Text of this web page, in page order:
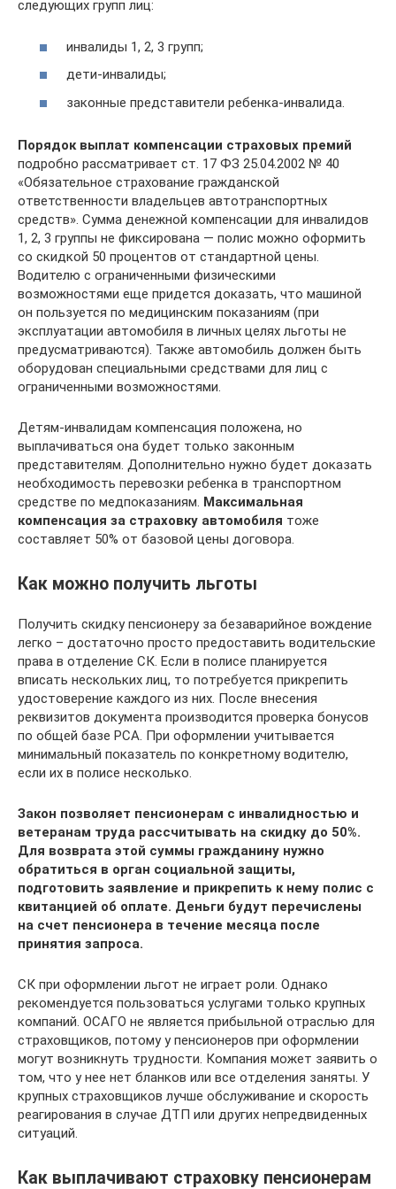
следующих групп лиц:
инвалиды 1, 2, 3 групп;
дети-инвалиды;
законные представители ребенка-инвалида.
Порядок выплат компенсации страховых премий
подробно рассматривает ст. 17 ФЗ 25.04.2002 № 40
«Обязательное страхование гражданской
ответственности владельцев автотранспортных
средств». Сумма денежной компенсации для инвалидов
1, 2, 3 группы не фиксирована — полис можно оформить
со скидкой 50 процентов от стандартной цены.
Водителю с ограниченными физическими
возможностями еще придется доказать, что машиной
он пользуется по медицинским показаниям (при
эксплуатации автомобиля в личных целях льготы не
предусматриваются). Также автомобиль должен быть
оборудован специальными средствами для лиц с
ограниченными возможностями.
Детям-инвалидам компенсация положена, но
выплачиваться она будет только законным
представителям. Дополнительно нужно будет доказать
необходимость перевозки ребенка в транспортном
средстве по медпоказаниям. Максимальная
компенсация за страховку автомобиля тоже
составляет 50% от базовой цены договора.
Как можно получить льготы
Получить скидку пенсионеру за безаварийное вождение
легко – достаточно просто предоставить водительские
права в отделение СК. Если в полисе планируется
вписать нескольких лиц, то потребуется прикрепить
удостоверение каждого из них. После внесения
реквизитов документа производится проверка бонусов
по общей базе РСА. При оформлении учитывается
минимальный показатель по конкретному водителю,
если их в полисе несколько.
Закон позволяет пенсионерам с инвалидностью и
ветеранам труда рассчитывать на скидку до 50%.
Для возврата этой суммы гражданину нужно
обратиться в орган социальной защиты,
подготовить заявление и прикрепить к нему полис с
квитанцией об оплате. Деньги будут перечислены
на счет пенсионера в течение месяца после
принятия запроса.
СК при оформлении льгот не играет роли. Однако
рекомендуется пользоваться услугами только крупных
компаний. ОСАГО не является прибыльной отраслью для
страховщиков, потому у пенсионеров при оформлении
могут возникнуть трудности. Компания может заявить о
том, что у нее нет бланков или все отделения заняты. У
крупных страховщиков лучше обслуживание и скорость
реагирования в случае ДТП или других непредвиденных
ситуаций.
Как выплачивают страховку пенсионерам